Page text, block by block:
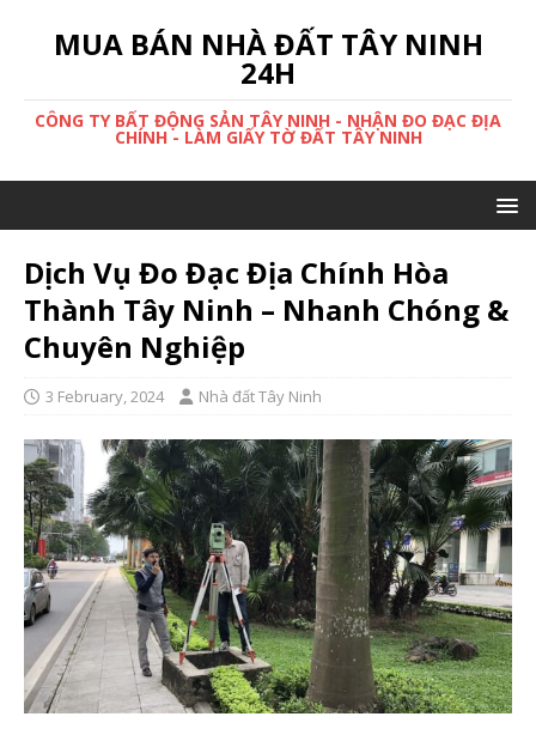
MUA BÁN NHÀ ĐẤT TÂY NINH
24H
CÔNG TY BẤT ĐỘNG SẢN TÂY NINH - NHẬN ĐO ĐẠC ĐỊA
CHÍNH - LÀM GIẤY TỜ ĐẤT TÂY NINH
Dịch Vụ Đo Đạc Địa Chính Hòa
Thành Tây Ninh – Nhanh Chóng &
Chuyên Nghiệp
3 February, 2024 Nhà đất Tây Ninh